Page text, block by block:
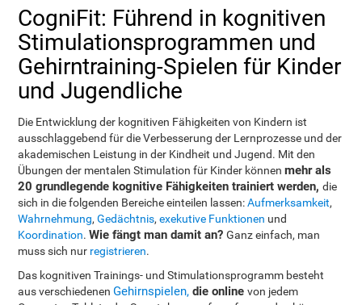
CogniFit: Führend in kognitiven
Stimulationsprogrammen und
Gehirntraining-Spielen für Kinder
und Jugendliche
Die Entwicklung der kognitiven Fähigkeiten von Kindern ist
ausschlaggebend für die Verbesserung der Lernprozesse und der
akademischen Leistung in der Kindheit und Jugend. Mit den
Übungen der mentalen Stimulation für Kinder könnenmehr als
20 grundlegende kognitive Fähigkeiten trainiert werden,die
sich in die folgenden Bereiche einteilen lassen:Aufmerksamkeit,
Wahrnehmung,Gedächtnis,exekutive Funktionen und
Koordination.Wie fängt man damit an?Ganz einfach, man
muss sich nur registrieren.
Das kognitiven Trainings- und Stimulationsprogramm besteht
aus verschiedenenGehirnspielen, die onlinevon jedem